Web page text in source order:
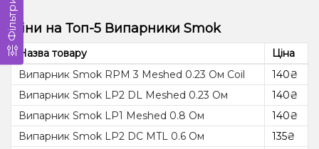
Фільтри
Ціни на Топ-5 Випарники Smok
Назва товару
Ціна
Випарник Smok RPM 3 Meshed 0.23 Ом Coil
140₴
Випарник Smok LP2 DL Meshed 0.23 Ом
140₴
Випарник Smok LP1 Meshed 0.8 Ом
140₴
Випарник Smok LP2 DC MTL 0.6 Ом
135₴